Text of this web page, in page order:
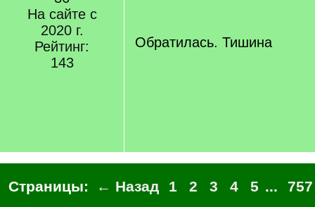
На сайте с
2020 г.
Рейтинг:
143
Обратилась. Тишина
Страницы: ← Назад 1 2 3 4 5 ...
757